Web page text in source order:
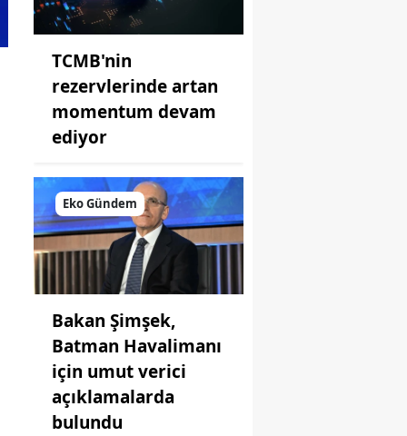
TCMB'nin
rezervlerinde artan
momentum devam
ediyor
Eko Gündem
Bakan Şimşek,
Batman Havalimanı
için umut verici
açıklamalarda
bulundu